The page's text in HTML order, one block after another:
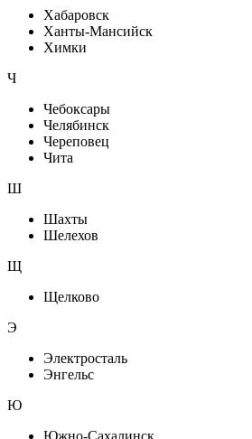
Хабаровск
Ханты-Мансийск
Химки
Ч
Чебоксары
Челябинск
Череповец
Чита
Ш
Шахты
Шелехов
Щ
Щелково
Э
Электросталь
Энгельс
Ю
Южно-Сахалинск